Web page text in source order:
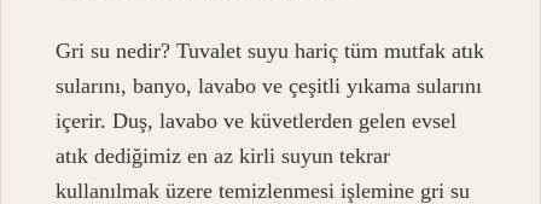
Gri su nedir? Tuvalet suyu hariç tüm mutfak atık
sularını, banyo, lavabo ve çeşitli yıkama sularını
içerir. Duş, lavabo ve küvetlerden gelen evsel
atık dediğimiz en az kirli suyun tekrar
kullanılmak üzere temizlenmesi işlemine gri su